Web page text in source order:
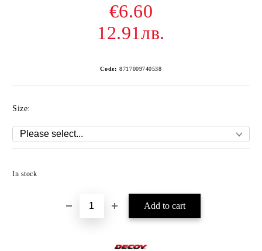
€6.60
12.91лв.
Code: 8717009740538
Size:
In stock